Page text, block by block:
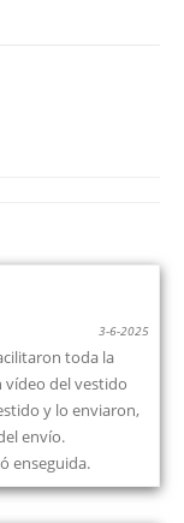
3-6-2025
toda la
vídeo del vestido
y lo enviaron,
envío.
enseguida.